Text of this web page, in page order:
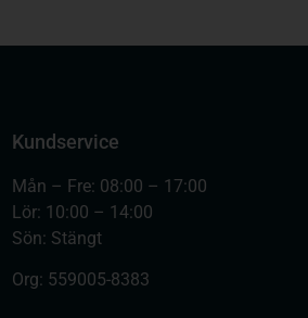
Kundservice
Mån – Fre: 08:00 – 17:00
Lör: 10:00 – 14:00
Sön: Stängt
Org: 559005-8383